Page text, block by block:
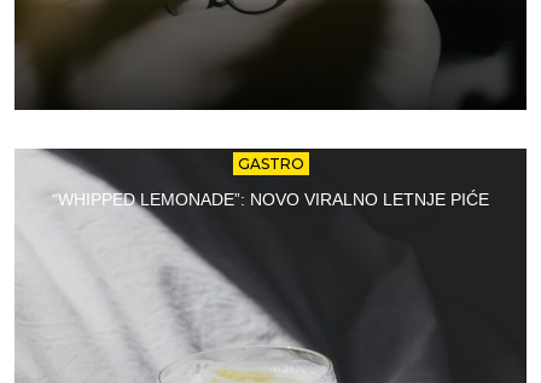
GASTRO
“WHIPPED LEMONADE”: NOVO VIRALNO LETNJE PIĆE